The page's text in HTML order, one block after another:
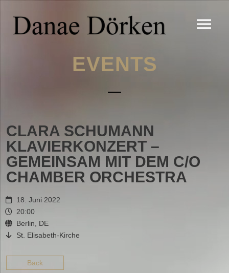
EVENTS
CLARA SCHUMANN
KLAVIERKONZERT –
GEMEINSAM MIT DEM C/O
CHAMBER ORCHESTRA
18. Juni 2022
20:00
Berlin, DE
St. Elisabeth-Kirche
Back